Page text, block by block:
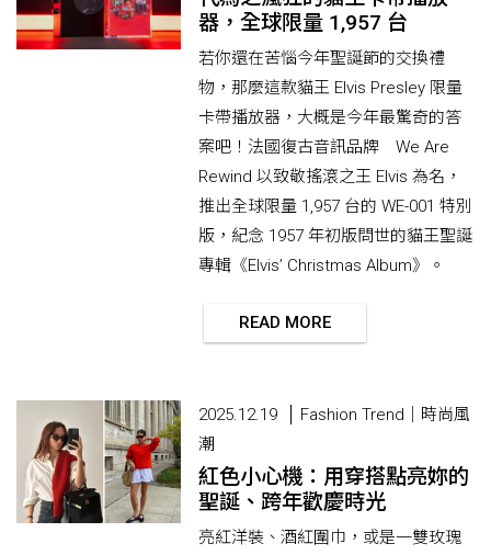
器，全球限量 1,957 台
若你還在苦惱今年聖誕節的交換禮
物，那麼這款貓王 Elvis Presley 限量
卡帶播放器，大概是今年最驚奇的答
案吧！法國復古音訊品牌 We Are
Rewind 以致敬搖滾之王 Elvis 為名，
推出全球限量 1,957 台的 WE-001 特別
版，紀念 1957 年初版問世的貓王聖誕
專輯《Elvis’ Christmas Album》。
READ MORE
2025.12.19
Fashion Trend｜時尚風
潮
紅色小心機：用穿搭點亮妳的
聖誕、跨年歡慶時光
亮紅洋裝、酒紅圍巾，或是一雙玫瑰